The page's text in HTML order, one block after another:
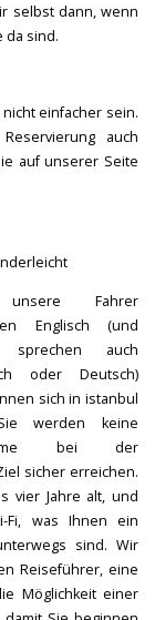
selbst dann, wenn
da sind.
einfacher sein.
auch
auf unserer Seite
Fahrer
Englisch (und
sprechen auch
oder Deutsch)
sich in istanbul
werden keine
bei der
sicher erreichen.
vier Jahre alt, und
Fi, was Ihnen ein
sind. Wir
Reiseführer, eine
Möglichkeit einer